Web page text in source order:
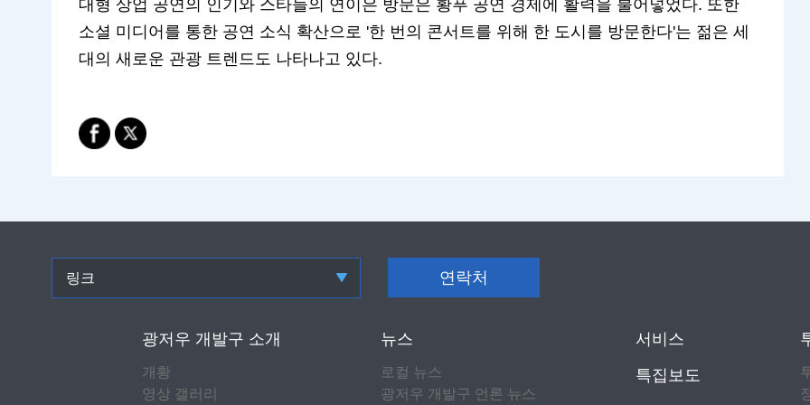
대형 상업 공연의 인기와 스타들의 연이은 방문은 황푸 공연 경제에 활력을 불어넣었다. 또한
소셜 미디어를 통한 공연 소식 확산으로 '한 번의 콘서트를 위해 한 도시를 방문한다'는 젊은 세
대의 새로운 관광 트렌드도 나타나고 있다.
링크 연락처
광저우 개발구 소개
개황
영상 갤러리
뉴스
로컬 뉴스
광저우 개발구 언론 뉴스
서비스
특집보도